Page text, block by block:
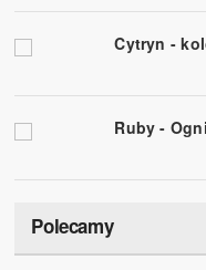
Cytryn -
Ruby -
Polecamy